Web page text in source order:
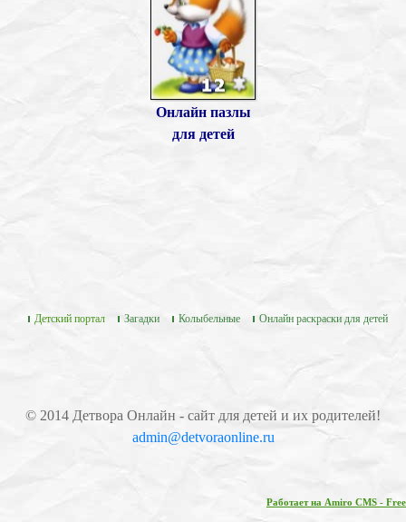
Онлайн пазлы
для детей
Детский портал Загадки Колыбельные Онлайн раскраски для детей
© 2014 Детвора Онлайн - сайт для детей и их родителей!
admin@detvoraonline.ru
Работает на Amiro CMS - Free